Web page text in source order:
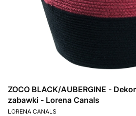
ZOCO BLACK/AUBERGINE -
zabawki - Lorena Canals
PRODUCENT
LORENA CANALS